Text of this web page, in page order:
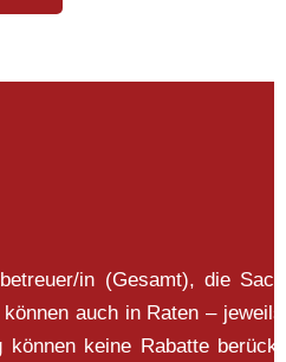
in (Gesamt), die
auch in Raten –
keine Rabatte